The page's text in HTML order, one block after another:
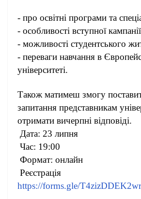
- про освітні програми та
- особливості вступної
- можливості студентського
- переваги навчання в
університеті.
Також матимеш змогу
запитання представникам
отримати вичерпні відповіді.
Дата: 23 липня
Час: 19:00
Формат: онлайн
Реєстрація
https://forms.gle/